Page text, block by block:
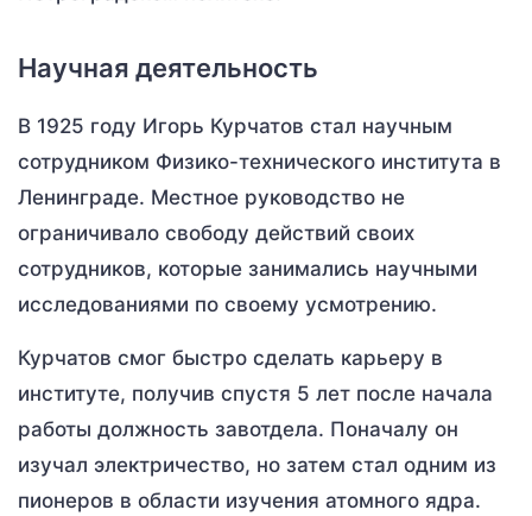
Научная деятельность
В 1925 году Игорь Курчатов стал научным
сотрудником Физико-технического института в
Ленинграде. Местное руководство не
ограничивало свободу действий своих
сотрудников, которые занимались научными
исследованиями по своему усмотрению.
Курчатов смог быстро сделать карьеру в
институте, получив спустя 5 лет после начала
работы должность завотдела. Поначалу он
изучал электричество, но затем стал одним из
пионеров в области изучения атомного ядра.